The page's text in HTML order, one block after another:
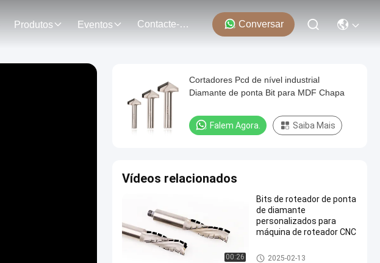
Produtos Eventos Contacte-Nos Conversar
Cortadores Pcd de nível industrial
Diamante de ponta Bit para MDF Chapa
Falem Agora. Saiba Mais
Vídeos relacionados
00:26
Bits de roteador de ponta
de diamante
personalizados para
máquina de roteador CNC
Bits do roteador PCD
2025-02-13